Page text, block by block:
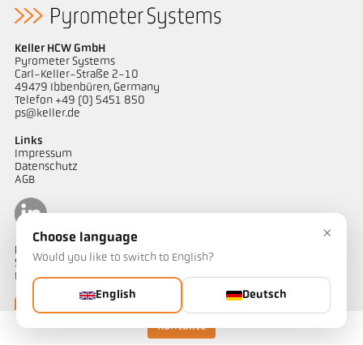
Kontakte
Keller HCW GmbH
Pyrometer Systems
Carl-Keller-Straße 2-10
49479 Ibbenbüren, Germany
Telefon +49 (0) 5451 850
ps@keller.de
Links
Impressum
Datenschutz
AGB
Kontakt
Sie haben Fragen zu unseren Temperaturmesslösungen oder ein
Projekt? Unser Team unterstützt Sie gerne.
Jetzt kontaktieren
×
Choose language
Would you like to switch to English?
English Deutsch